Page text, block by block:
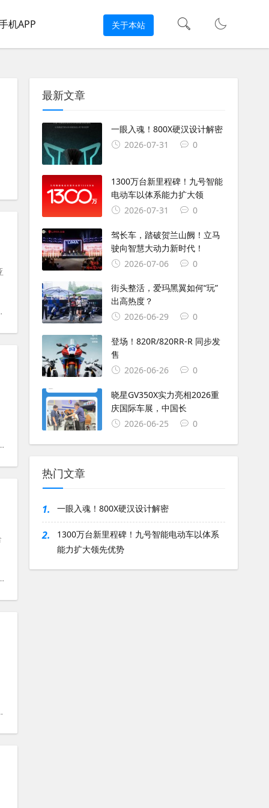
机APP 关于本站
FIM #Triumph
#加泰罗尼亚
# #巴格尼亚 #巴斯塔尼尼 #马奎兹
数字化
最新文章
一眼入魂！800X硬汉设计解密
2026-07-31
0
1300万台新里程碑！九号智能
电动车以体系能力扩大领
2026-07-31
0
驾长车，踏破贺兰山阙！立马
驶向智慧大动力新时代！
2026-07-06
0
街头整活，爱玛黑翼如何“玩”
出高热度？
2026-06-29
0
登场！820R/820RR-R 同步发
售
2026-06-26
0
晓星GV350X实力亮相2026重
庆国际车展，中国长
2026-06-25
0
热门文章
1. 一眼入魂！800X硬汉设计解密
2.
1300万台新里程碑！九号智能电动车以体系
能力扩大领先优势